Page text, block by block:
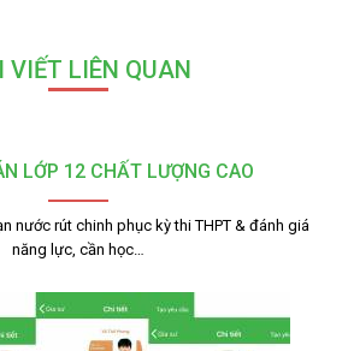
VIẾT LIÊN QUAN
LỚP 12 CHẤT LƯỢNG CAO
nước rút chinh phục kỳ thi THPT & đánh giá
năng lực, cần học…